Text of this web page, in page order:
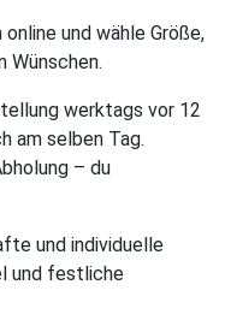
online und wähle Größe,
Wünschen.
werktags vor 12
am selben Tag.
– du
und individuelle
und festliche